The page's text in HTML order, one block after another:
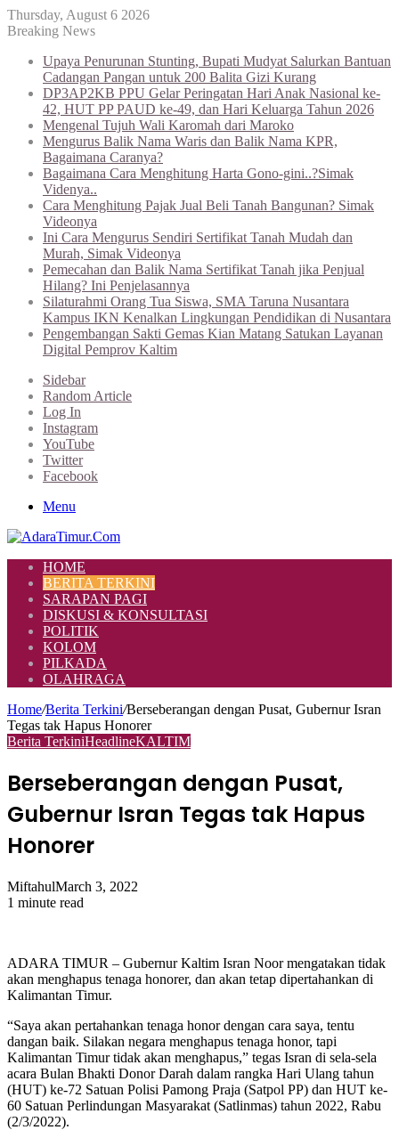
Thursday, August 6 2026
Breaking News
Upaya Penurunan Stunting, Bupati Mudyat Salurkan Bantuan
Cadangan Pangan untuk 200 Balita Gizi Kurang
DP3AP2KB PPU Gelar Peringatan Hari Anak Nasional ke-
42, HUT PP PAUD ke-49, dan Hari Keluarga Tahun 2026
Mengenal Tujuh Wali Karomah dari Maroko
Mengurus Balik Nama Waris dan Balik Nama KPR,
Bagaimana Caranya?
Bagaimana Cara Menghitung Harta Gono-gini..?Simak
Videnya..
Cara Menghitung Pajak Jual Beli Tanah Bangunan? Simak
Videonya
Ini Cara Mengurus Sendiri Sertifikat Tanah Mudah dan
Murah, Simak Videonya
Pemecahan dan Balik Nama Sertifikat Tanah jika Penjual
Hilang? Ini Penjelasannya
Silaturahmi Orang Tua Siswa, SMA Taruna Nusantara
Kampus IKN Kenalkan Lingkungan Pendidikan di Nusantara
Pengembangan Sakti Gemas Kian Matang Satukan Layanan
Digital Pemprov Kaltim
Sidebar
Random Article
Log In
Instagram
YouTube
Twitter
Facebook
Menu
HOME
BERITA TERKINI
SARAPAN PAGI
DISKUSI & KONSULTASI
POLITIK
KOLOM
PILKADA
OLAHRAGA
Home/Berita Terkini/Berseberangan dengan Pusat, Gubernur Isran
Tegas tak Hapus Honorer
Berita TerkiniHeadlineKALTIM
Berseberangan dengan Pusat,
Gubernur Isran Tegas tak Hapus
Honorer
MiftahulMarch 3, 2022
1 minute read
ADARA TIMUR – Gubernur Kaltim Isran Noor mengatakan tidak
akan menghapus tenaga honorer, dan akan tetap dipertahankan di
Kalimantan Timur.
“Saya akan pertahankan tenaga honor dengan cara saya, tentu
dangan baik. Silakan negara menghapus tenaga honor, tapi
Kalimantan Timur tidak akan menghapus,” tegas Isran di sela-sela
acara Bulan Bhakti Donor Darah dalam rangka Hari Ulang tahun
(HUT) ke-72 Satuan Polisi Pamong Praja (Satpol PP) dan HUT ke-
60 Satuan Perlindungan Masyarakat (Satlinmas) tahun 2022, Rabu
(2/3/2022).